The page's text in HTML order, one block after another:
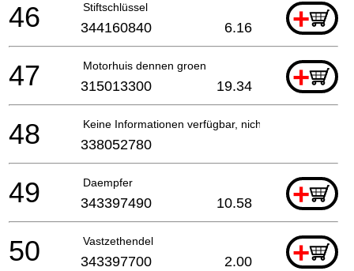
Stiftschlüssel +
46 344160840 6.16
Motorhuis dennen groen +
47 315013300 19.34
Keine Informationen verfügbar, nicht bestellbar
48 338052780
Daempfer +
49 343397490 10.58
Vastzethendel +
50 343397700 2.00